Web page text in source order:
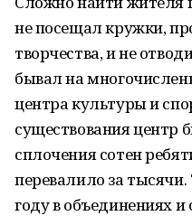
не посещал кружки,
творчества, и не
бывал на
центра культуры и
существования центр
сплочения сотен
перевалило за
году в объединениях и